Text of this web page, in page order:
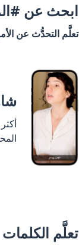
ابحث عن
تعلَّم التحدُّث عن
تعلَّم الكلمات